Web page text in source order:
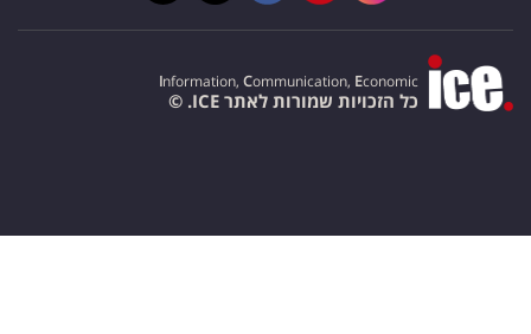
Information, Communication, Economic
כל הזכויות שמורות לאתר ICE. ©